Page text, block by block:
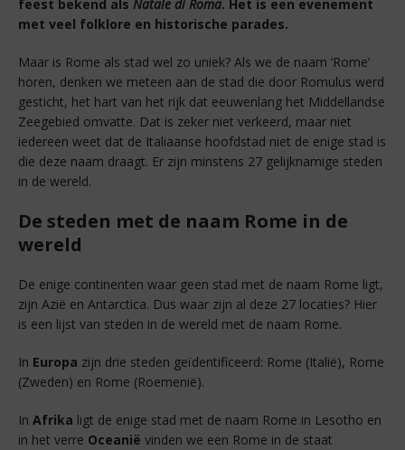
feest bekend als Natale di Roma. Het is een evenement
met veel folklore en historische parades.
Maar is Rome als stad wel zo uniek? Als we de naam ‘Rome’
horen, denken we meteen aan de stad die door Romulus werd
gesticht, het hart van het rijk dat eeuwenlang het Middellandse
Zeegebied omvatte. Dat is zeker niet verkeerd, maar niet
iedereen weet dat de Italiaanse hoofdstad niet de enige stad is
die deze naam draagt. Er zijn minstens 27 gelijknamige steden
in de wereld.
De steden met de naam Rome in de
wereld
De enige continenten waar geen stad met de naam Rome ligt,
zijn Azië en Antarctica. Dus waar zijn al deze 27 locaties? Hier
is een lijst van steden in de wereld met de naam Rome.
In Europa zijn drie steden geïdentificeerd: Rome (Italië), Rome
(Zweden) en Rome (Roemenië).
In Afrika ligt de enige stad met de naam Rome in Lesotho en
in het verre Oceanië vinden we een Rome in de staat